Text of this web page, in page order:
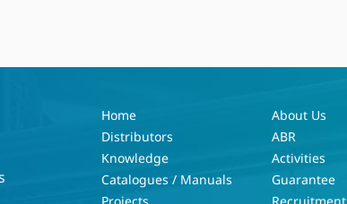
Home
Distributors
Knowledge
Catalogues / Manuals
About Us
ABR
Activities
Guarantee